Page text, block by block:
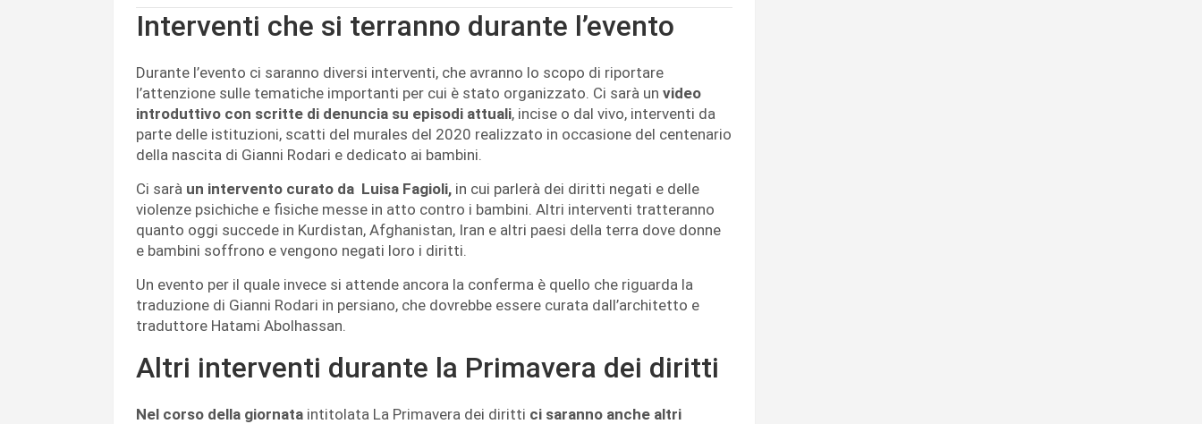
Interventi che si terranno durante l’evento
Durante l’evento ci saranno diversi interventi, che avranno lo scopo di riportare
l’attenzione sulle tematiche importanti per cui è stato organizzato. Ci sarà un video
introduttivo con scritte di denuncia su episodi attuali, incise o dal vivo, interventi da
parte delle istituzioni, scatti del murales del 2020 realizzato in occasione del centenario
della nascita di Gianni Rodari e dedicato ai bambini.
Ci sarà un intervento curato da Luisa Fagioli, in cui parlerà dei diritti negati e delle
violenze psichiche e fisiche messe in atto contro i bambini. Altri interventi tratteranno
quanto oggi succede in Kurdistan, Afghanistan, Iran e altri paesi della terra dove donne
e bambini soffrono e vengono negati loro i diritti.
Un evento per il quale invece si attende ancora la conferma è quello che riguarda la
traduzione di Gianni Rodari in persiano, che dovrebbe essere curata dall’architetto e
traduttore Hatami Abolhassan.
Altri interventi durante la Primavera dei diritti
Nel corso della giornata intitolata La Primavera dei diritti ci saranno anche altri